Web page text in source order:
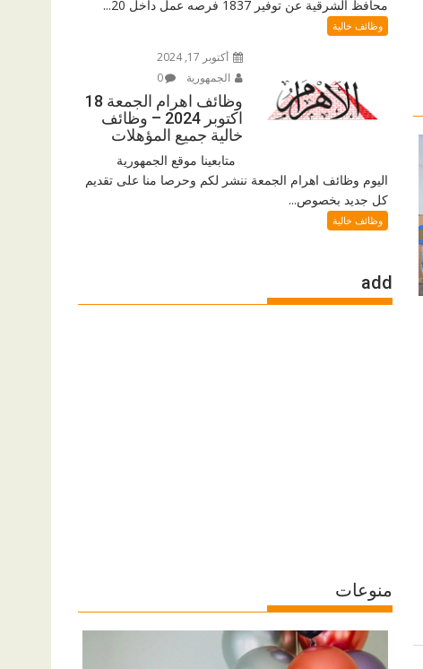
محافظ الشرقية عن توفير 1837 فرصه عمل داخل 20...
وظائف خالية
أكتوبر 17, 2024
الجمهورية
0
وظائف اهرام الجمعة 18
اكتوبر 2024 – وظائف
خالية جميع المؤهلات
متابعينا موقع الجمهورية
اليوم وظائف اهرام الجمعة ننشر لكم وحرصا منا على تقديم
كل جديد بخصوص...
وظائف خالية
add
منوعات